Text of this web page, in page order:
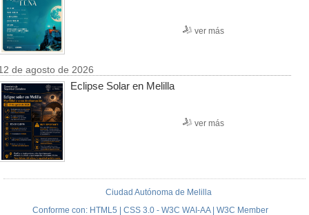
ver más
de agosto de 2026
Eclipse Solar en Melilla
ver más
Ciudad Autónoma de Melilla
Conforme con: HTML5 | CSS 3.0 - W3C WAI-AA | W3C Member